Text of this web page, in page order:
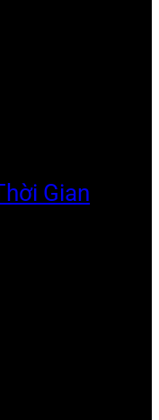
Gian